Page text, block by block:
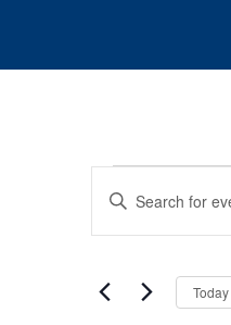
Events
Events
Search
Views
Enter
for
Events
Today